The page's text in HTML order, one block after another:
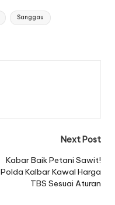
Sanggau
Next Post
Kabar Baik Petani Sawit!
Polda Kalbar Kawal Harga
TBS Sesuai Aturan